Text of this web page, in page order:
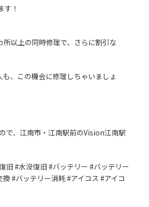
！
以上の同時修理で、さらに割引な
、この機会に修理しちゃいましょ
で、江南市・江南駅前のVision江南駅
#水没復旧 #バッテリー #バッテリー
#バッテリー消耗 #アイコス #アイコ